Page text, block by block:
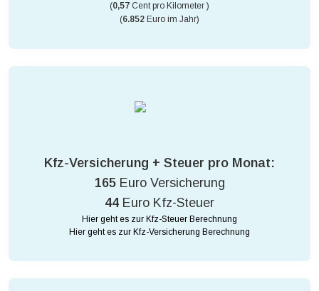
(0,57 Cent pro Kilometer )
(6.852 Euro im Jahr)
Kfz-Versicherung + Steuer pro Monat:
165 Euro Versicherung
44 Euro Kfz-Steuer
Hier geht es zur Kfz-Steuer Berechnung
Hier geht es zur Kfz-Versicherung Berechnung